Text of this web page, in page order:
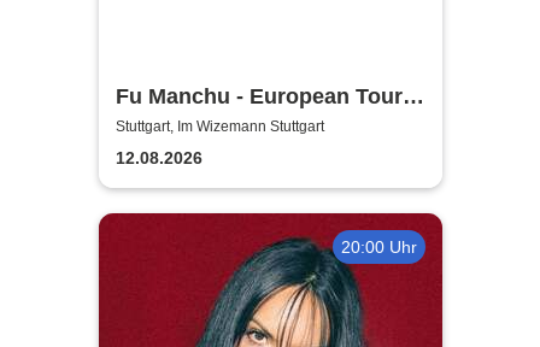
Fu Manchu - European Tour
2026
Stuttgart, Im Wizemann Stuttgart
12.08.2026
20:00 Uhr